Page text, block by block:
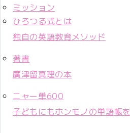
ミッション
ひろつる式とは
独自の英語教育メソッド
著書
廣津留真理の本
ニャー単600
子どもにもホンモノの単語帳を